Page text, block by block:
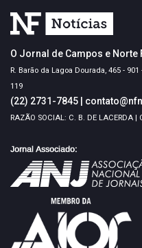
O Jornal de Campos e Norte
R. Barão da Lagoa Dourada, 465 -
119
(22) 2731-7845
RAZÃO SOCIAL: C. B. DE LACERDA